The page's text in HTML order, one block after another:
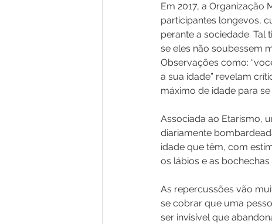
Em 2017, a
participantes longevos,
perante a sociedade.
se eles não soubessem
Observações como:
a sua idade” revelam
máximo de idade para
Associada ao Etarismo,
diariamente
idade que têm, com
os lábios e as
As repercussões vão
se cobrar que uma
ser invisível que